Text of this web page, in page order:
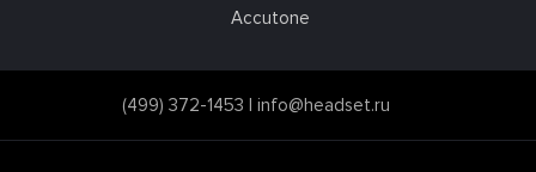
Accutone
(499) 372-1453 | info@headset.ru